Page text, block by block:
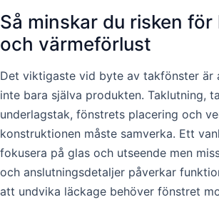
Så minskar du risken för
och värmeförlust
Det viktigaste vid byte av takfönster är
inte bara själva produkten. Taklutning,
underlagstak, fönstrets placering och
konstruktionen måste samverka. Ett
fokusera på glas och utseende men
och anslutningsdetaljer påverkar
att undvika läckage behöver fönstret